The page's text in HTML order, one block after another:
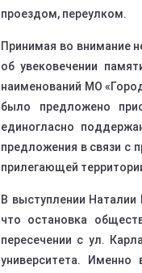
проездом, переулком.
Принимая во внимание
об увековечении
наименований МО
было предложено
единогласно
предложения в связи с
прилегающей
В выступлении
что остановка
пересечении с ул.
университета. Именно